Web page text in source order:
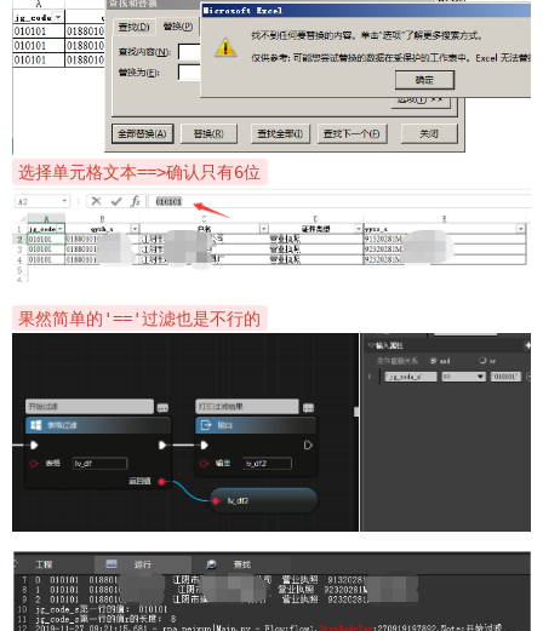
选择单元格文本==>确认只有6位
果然简单的'=='过滤也是不行的